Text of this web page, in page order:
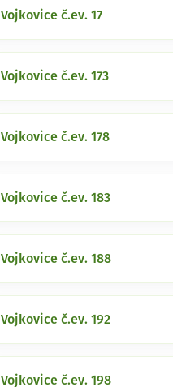
Vojkovice č.ev. 17
Vojkovice č.ev. 173
Vojkovice č.ev. 178
Vojkovice č.ev. 183
Vojkovice č.ev. 188
Vojkovice č.ev. 192
Vojkovice č.ev. 198